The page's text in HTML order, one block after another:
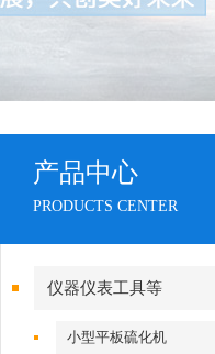
产品中心
PRODUCTS CENTER
仪器仪表工具等
小型平板硫化机